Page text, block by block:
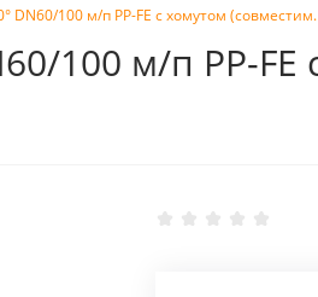
DN60/100 м/п PP-FE c хомутом
100 м/п PP-FE